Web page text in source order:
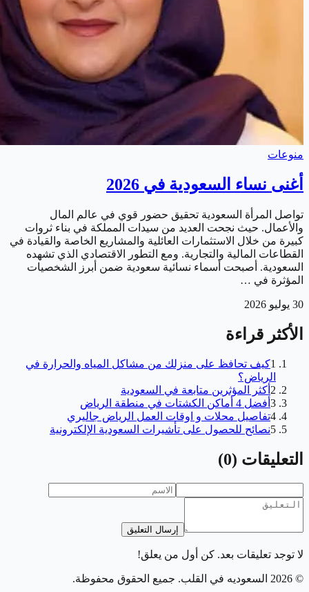
منوعات
أغنى نساء السعودية في 2026
تواصل المرأة السعودية تحقيق حضور قوي في عالم المال
والأعمال. حيث نجحت العديد من سيدات المملكة في بناء ثروات
كبيرة من خلال الاستثمارات العائلية والمشاريع الخاصة والقيادة في
القطاعات المالية والتجارية. ومع التطور الاقتصادي الذي تشهده
السعودية. أصبحت أسماء نسائية سعودية ضمن أبرز الشخصيات
المؤثرة في …
30 يوليو 2026
الأكثر قراءة
1كيف تحافظ على منزلك من مشاكل المياه والحرارة في
الرياض؟
2 أكثر المؤثرين متابعة في السعودية
3 أفضل 4 أماكن الكشتات في منطقة الرياض
4تفاصيل محلات و اوقات العمل الرياض جاليري
5نصائح للحصول على تأشيرات السعودية الإلكترونية
التعليقات (
0
)
إرسال التعليق
لا توجد تعليقات بعد. كن أول من يعلق!
©
2026 السعوديه في القلب. جميع الحقوق محفوظة.